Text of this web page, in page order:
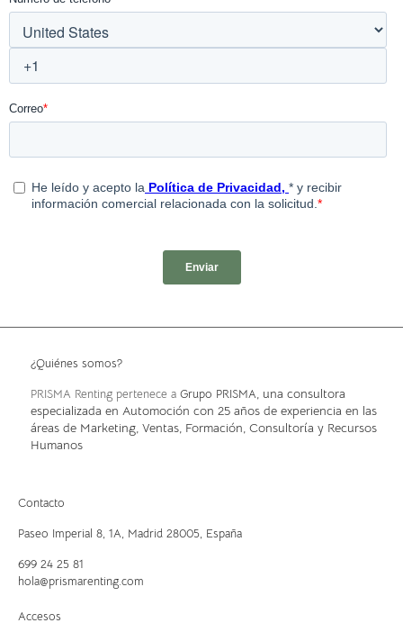
¿Quiénes somos?
PRISMA Renting pertenece a Grupo PRISMA, una consultora
especializada en Automoción con 25 años de experiencia en las
áreas de Marketing, Ventas, Formación, Consultoría y Recursos
Humanos
Contacto
Paseo Imperial 8, 1A, Madrid 28005, España
699 24 25 81
hola@prismarenting.com
Accesos